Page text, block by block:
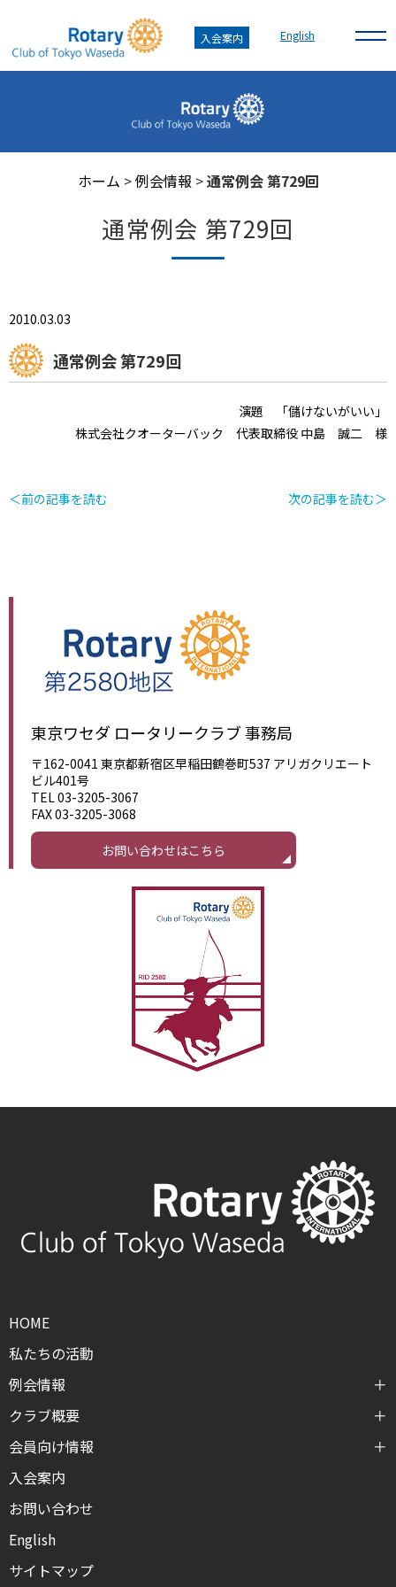
入会案内 English
ホーム >例会情報 >通常例会 第729回
通常例会 第729回
2010.03.03
通常例会 第729回
演題 「儲けないがいい」
株式会社クオーターバック 代表取締役 中島 誠二 様
＜前の記事を読む 次の記事を読む＞
東京ワセダ ロータリークラブ 事務局
〒162-0041 東京都新宿区早稲田鶴巻町537 アリガクリエート
ビル401号
TEL 03-3205-3067
FAX 03-3205-3068
お問い合わせはこちら
HOME
私たちの活動
例会情報
クラブ概要
会員向け情報
入会案内
お問い合わせ
English
サイトマップ